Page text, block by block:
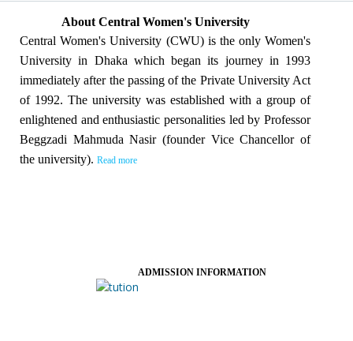
About Central Women's University
Central Women's University (CWU) is the only Women's
University in Dhaka which began its journey in 1993
immediately after the passing of the Private University Act
of 1992. The university was established with a group of
enlightened and enthusiastic personalities led by Professor
Beggzadi Mahmuda Nasir (founder Vice Chancellor of
the university). Read more
ADMISSION INFORMATION